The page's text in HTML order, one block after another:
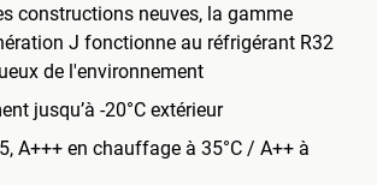
constructions neuves, la gamme
J fonctionne au réfrigérant R32
de l'environnement
jusqu’à -20°C extérieur
A+++ en chauffage à 35°C / A++ à